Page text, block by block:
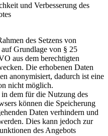
und Verbesserung des
des Setzens von
Grundlage von § 25
aus dem berechtigten
Die erhobenen Daten
anonymisiert, dadurch ist eine
nicht möglich.
dem für die Nutzung des
können die Speicherung
Daten verhindern und
Dies kann jedoch zur
des Angebots